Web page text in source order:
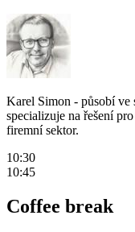
Karel Simon - působí ve
specializuje na řešení
firemní sektor.
10:30
10:45
Coffee break